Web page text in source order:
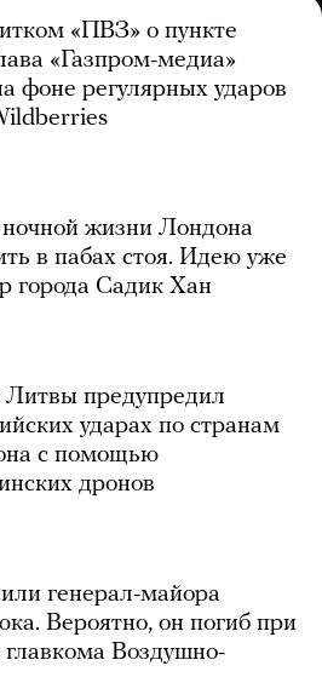
«ПВЗ» о пункте
«Газпром-медиа»
фоне регулярных ударов
жизни Лондона
в пабах стоя. Идею уже
города Садик Хан
предупредил
ударах по странам
с помощью
дронов
генерал-майора
Вероятно, он погиб при
Воздушно-